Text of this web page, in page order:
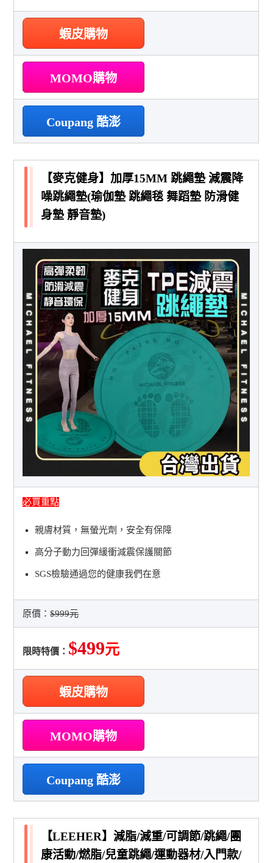
蝦皮購物
MOMO購物
Coupang 酷澎
【麥克健身】加厚15MM 跳繩墊 減震降
噪跳繩墊(瑜伽墊 跳繩毯 舞蹈墊 防滑健
身墊 靜音墊)
必買重點
親膚材質，無螢光劑，安全有保障
高分子動力回彈緩衝減震保護關節
SGS檢驗通過您的健康我們在意
原價：$999元
限時特價： $499元
蝦皮購物
MOMO購物
Coupang 酷澎
【LEEHER】減脂/減重/可調節/跳繩/團
康活動/燃脂/兒童跳繩/運動器材/入門款/